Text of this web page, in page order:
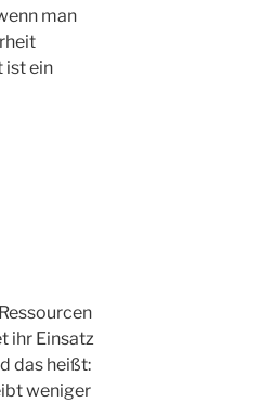
man
ist ein
ihr Einsatz
das heißt:
weniger